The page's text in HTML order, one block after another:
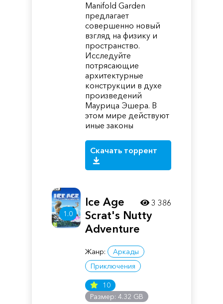
Manifold Garden
предлагает
совершенно новый
взгляд на физику и
пространство.
Исследуйте
потрясающие
архитектурные
конструкции в духе
произведений
Маурица Эшера. В
этом мире действуют
иные законы
Скачать торрент
1.0
Ice Age
Scrat's Nutty
Adventure
Жанр:
Аркады
Приключения
10
Размер: 4.32 GB
3 386